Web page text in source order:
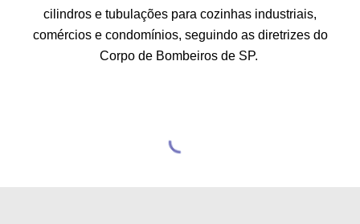
cilindros e tubulações para cozinhas industriais,
comércios e condomínios, seguindo as diretrizes do
Corpo de Bombeiros de SP.